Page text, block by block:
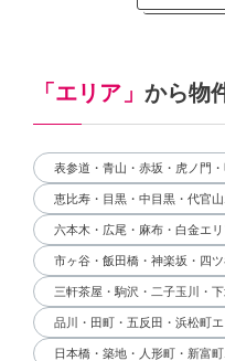
「エリア」 から物
表参道・青山・赤坂・虎ノ門
恵比寿・目黒・中目黒・代官
六本木・広尾・麻布・白金エリ
市ヶ谷・飯田橋・神楽坂・四
三軒茶屋・駒沢・二子玉川・
品川・田町・五反田・浜松町
日本橋・築地・人形町・新富